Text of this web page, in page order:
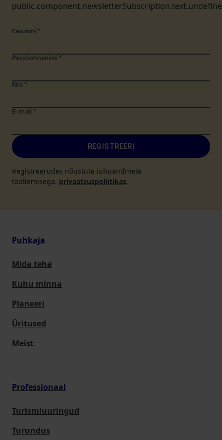
Eesnimi *
Perekonnanimi *
Riik *
E-mail *
REGISTREERI
Registreerudes nõustute isikuandmete
töötlemisega. privaatsuspoliitikas.
Puhkaja
Mida teha
Kuhu minna
Planeeri
Üritused
Meist
Professionaal
Turismiuuringud
Turundus